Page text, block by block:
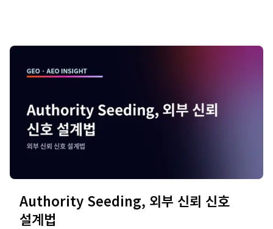
Authority Seeding, 외부 신뢰 신호
설계법